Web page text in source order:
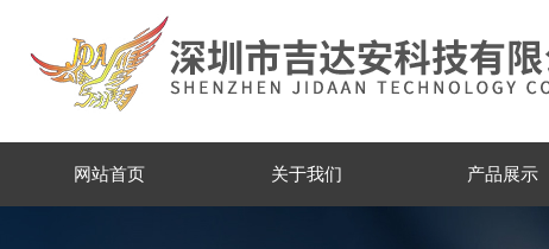
网站首页 关于我们 产品展示